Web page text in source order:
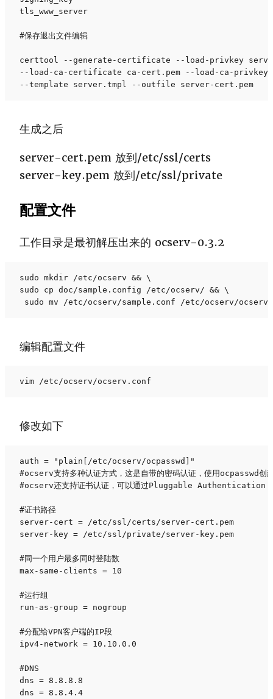
tls_www_server
#保存退出文件编辑
certtool --generate-certificate --load-privkey
--load-ca-certificate ca-cert.pem --load-ca-privkey
--template server.tmpl --outfile server-cert.pem
生成之后
server-cert.pem 放到/etc/ssl/certs
server-key.pem 放到/etc/ssl/private
配置文件
工作目录是最初解压出来的 ocserv-0.3.2
sudo mkdir /etc/ocserv && \
sudo cp doc/sample.config /etc/ocserv/ && \
sudo mv /etc/ocserv/sample.conf /etc/ocserv/
编辑配置文件
vim /etc/ocserv/ocserv.conf
修改如下
auth = "plain[/etc/ocserv/ocpasswd]"
#ocserv支持多种认证方式，这是自带的密码认证，使用ocpasswd创
#ocserv还支持证书认证，可以通过Pluggable Authentication
#证书路径
server-cert = /etc/ssl/certs/server-cert.pem
server-key = /etc/ssl/private/server-key.pem
#同一个用户最多同时登陆数
max-same-clients = 10
#运行组
run-as-group = nogroup
#分配给VPN客户端的IP段
ipv4-network = 10.10.0.0
#DNS
dns = 8.8.8.8
dns = 8.8.4.4